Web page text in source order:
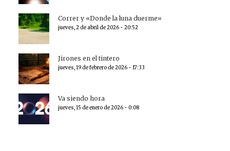
Correr y «Donde la luna duerme»
jueves, 2 de abril de 2026 - 20:52
Jirones en el tintero
jueves, 19 de febrero de 2026 - 17:33
Va siendo hora
jueves, 15 de enero de 2026 - 0:08